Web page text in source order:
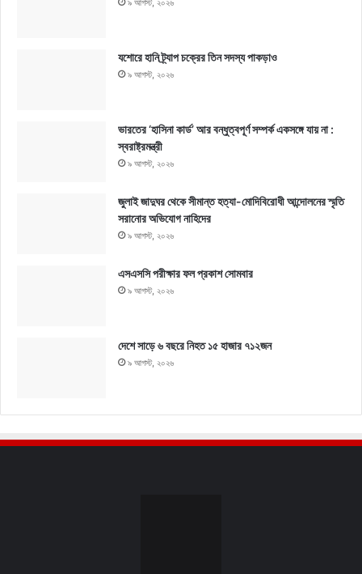
৯ আগস্ট, ২০২৬
যশোরে হানি ট্র্যাপ চক্রের তিন সদস্য পাকড়াও
৯ আগস্ট, ২০২৬
ভারতের ‘হাসিনা কার্ড’ আর বন্ধুত্বপূর্ণ সম্পর্ক একসঙ্গে যায় না :
স্বরাষ্ট্রমন্ত্রী
৯ আগস্ট, ২০২৬
জুলাই জাদুঘর থেকে সীমান্ত হত্যা-মোদিবিরোধী আন্দোলনের স্মৃতি
সরানোর অভিযোগ নাহিদের
৯ আগস্ট, ২০২৬
এসএসসি পরীক্ষার ফল প্রকাশ সোমবার
৯ আগস্ট, ২০২৬
দেশে সাড়ে ৬ বছরে নিহত ১৫ হাজার ৭১২জন
৯ আগস্ট, ২০২৬